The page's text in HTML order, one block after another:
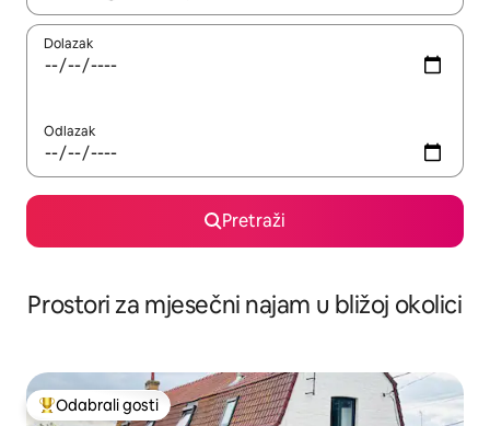
Dolazak
Odlazak
Pretraži
Prostori za mjesečni najam u bližoj okolici
Među najviše rangiranima s oznakom „Odabrali gosti”
Odabrali gosti